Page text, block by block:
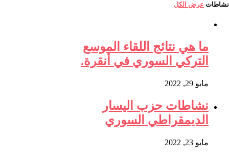
نشاطات عرض الكل
ما هي نتائج اللقاء الموسع
التركي السوري في أنقرة.
مايو 29, 2022
نشاطات حزب اليسار
الديمقراطي السوري
مايو 23, 2022